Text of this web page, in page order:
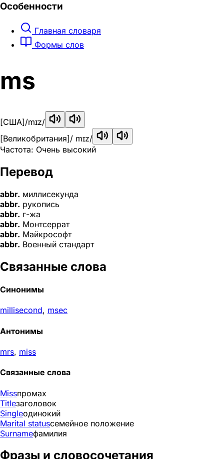
Особенности
Главная словаря
Формы слов
ms
[США]/mɪz/
[Великобритания]/ mɪz/
Частота: Очень высокий
Перевод
abbr. миллисекунда
abbr. рукопись
abbr. г-жа
abbr. Монтсеррат
abbr. Майкрософт
abbr. Военный стандарт
Связанные слова
Синонимы
millisecond, msec
Антонимы
mrs, miss
Связанные слова
Missпромах
Titleзаголовок
Singleодинокий
Marital statusсемейное положение
Surnameфамилия
Фразы и словосочетания